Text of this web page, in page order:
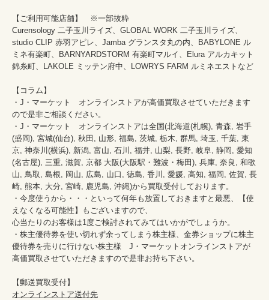
【ご利用可能店舗】　※一部抜粋
Curensology 二子玉川ライズ、GLOBAL WORK 二子玉川ライズ、
studio CLIP 赤羽アピレ、Jamba グランスタ丸の内、BABYLONE ル
ミネ有楽町、BARNYARDSTORM 有楽町マルイ、Elura アルカキット
錦糸町、LAKOLE ミッテン府中、LOWRYS FARM ルミネエストなど
【コラム】
・J・マーケット　オンラインストアが高価買取させていただきます
ので是非ご相談ください。
・J・マーケット　オンラインストアは全国(北海道(札幌), 青森, 岩手
(盛岡), 宮城(仙台), 秋田, 山形, 福島, 茨城, 栃木, 群馬, 埼玉, 千葉, 東
京, 神奈川(横浜), 新潟, 富山, 石川, 福井, 山梨, 長野, 岐阜, 静岡, 愛知
(名古屋), 三重, 滋賀, 京都 大阪(大阪駅・難波・梅田), 兵庫, 奈良, 和歌
山, 鳥取, 島根, 岡山, 広島, 山口, 徳島, 香川, 愛媛, 高知, 福岡, 佐賀, 長
崎, 熊本, 大分, 宮崎, 鹿児島, 沖縄)から買取受付しております。
・今度使うから・・・といって何年も放置しておきますと最悪、【使
えなくなる可能性】もございますので、
心当たりのお客様は1度ご検討されてみてはいかがでしょうか。
・株主優待券を使い切れず余ってしまう株主様、金券ショップに株主
優待券を売りに行けない株主様　J・マーケットオンラインストアが
高価買取させていただきますので是非お持ち下さい。
オンラインストア送付先